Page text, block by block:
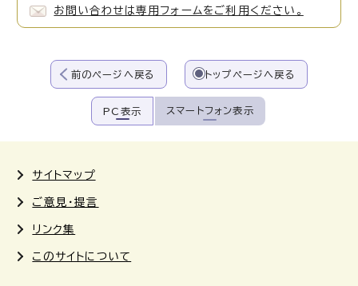
お問い合わせは専用フォームをご利用ください。
前のページへ戻る トップページへ戻る
PC表示 スマートフォン表示
サイトマップ
ご意見・提言
リンク集
このサイトについて